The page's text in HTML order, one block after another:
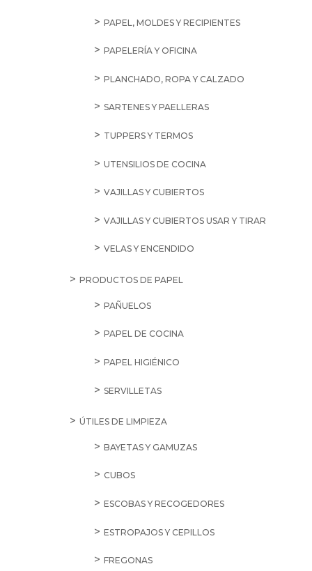
PAPEL, MOLDES Y RECIPIENTES
PAPELERÍA Y OFICINA
PLANCHADO, ROPA Y CALZADO
SARTENES Y PAELLERAS
TUPPERS Y TERMOS
UTENSILIOS DE COCINA
VAJILLAS Y CUBIERTOS
VAJILLAS Y CUBIERTOS USAR Y TIRAR
VELAS Y ENCENDIDO
PRODUCTOS DE PAPEL
PAÑUELOS
PAPEL DE COCINA
PAPEL HIGIÉNICO
SERVILLETAS
ÚTILES DE LIMPIEZA
BAYETAS Y GAMUZAS
CUBOS
ESCOBAS Y RECOGEDORES
ESTROPAJOS Y CEPILLOS
FREGONAS